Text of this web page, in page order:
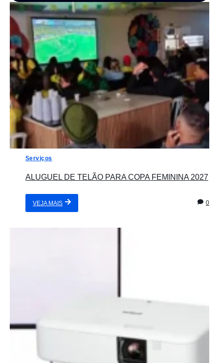
Serviços
ALUGUEL DE TELÃO PARA COPA FEMININA 2027
VEJA MAIS 0